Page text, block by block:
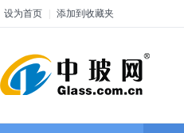
设为首页 添加到收藏夹